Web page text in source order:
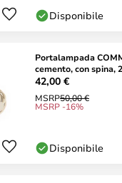
Disponibile
Portalampada
cemento, con spina,
42,00 €
MSRP50,00 €
MSRP -16%
Disponibile